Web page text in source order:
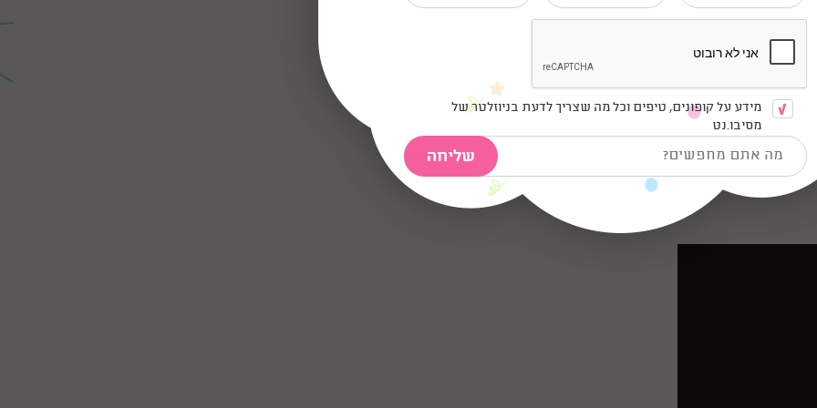
הפעילות.
מידע על קופונים, טיפים וכל מה שצריך לדעת בניוזלטר של
מסיבו.נט